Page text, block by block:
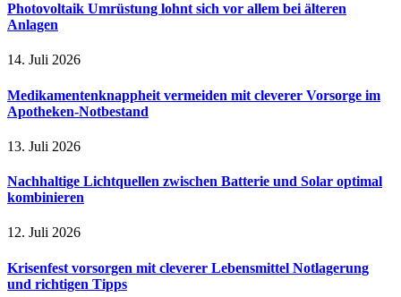
Photovoltaik Umrüstung lohnt sich vor allem bei älteren
Anlagen
14. Juli 2026
Medikamentenknappheit vermeiden mit cleverer Vorsorge im
Apotheken-Notbestand
13. Juli 2026
Nachhaltige Lichtquellen zwischen Batterie und Solar optimal
kombinieren
12. Juli 2026
Krisenfest vorsorgen mit cleverer Lebensmittel Notlagerung
und richtigen Tipps